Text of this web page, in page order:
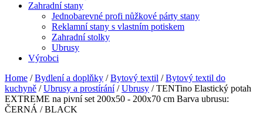
Zahradní stany
Jednobarevné profi nůžkové párty stany
Reklamní stany s vlastním potiskem
Zahradní stolky
Ubrusy
Výrobci
Home /Bydlení a doplňky /Bytový textil /Bytový textil do
kuchyně /Ubrusy a prostírání/Ubrusy / TENTino Elastický potah
EXTREME na pivní set 200x50 - 200x70 cm Barva ubrusu:
ČERNÁ / BLACK